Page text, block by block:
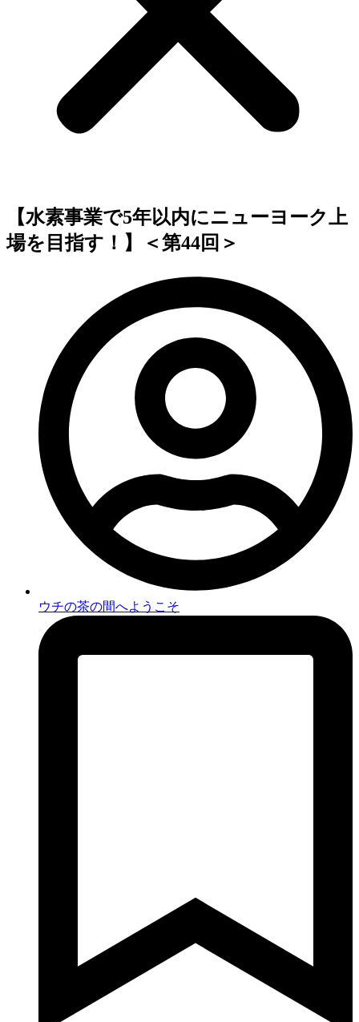
【水素事業で5年以内にニューヨーク上
場を目指す！】＜第44回＞
ウチの茶の間へようこそ